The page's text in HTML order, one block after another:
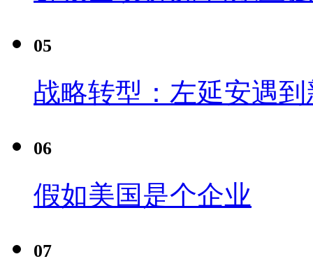
05
战略转型：左延安遇
06
假如美国是个企业
07